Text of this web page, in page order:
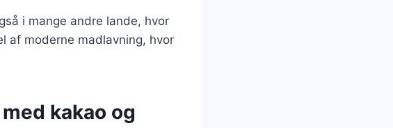
i mange andre lande, hvor
af moderne madlavning, hvor
kakao og